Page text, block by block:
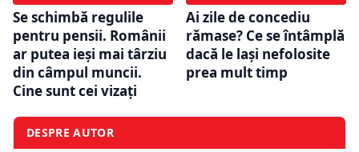
Se schimbă regulile
pentru pensii. Românii
ar putea ieși mai târziu
din câmpul muncii.
Cine sunt cei vizați
Ai zile de concediu
rămase? Ce se întâmplă
dacă le lași nefolosite
prea mult timp
DESPRE AUTOR